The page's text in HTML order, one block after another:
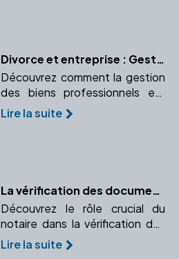
Divorce et entreprise : Gestion des biens professionnels
Découvrez comment la gestion
des biens professionnels est
effectuée lors d'un divorce.
Comprendre la propriété d'une
Lire la suite
La vérification des documents immobiliers par le notaire
Découvrez le rôle crucial du
notaire dans la vérification des
documents immobiliers pour
garantir la conformité et la
Lire la suite